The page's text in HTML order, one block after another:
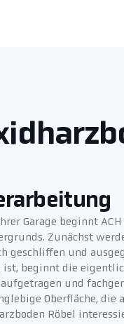
Garage beginnt
Zunächst
geschliffen und
beginnt die
und
Oberfläche, die
Röbel